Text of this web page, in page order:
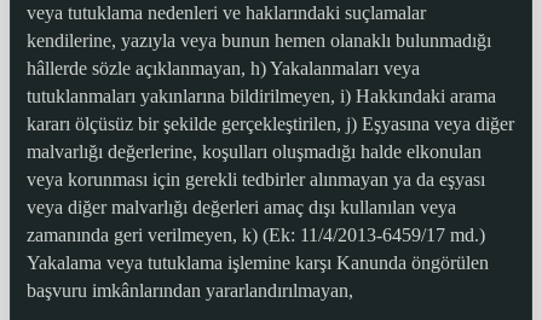
veya tutuklama nedenleri ve haklarındaki suçlamalar
kendilerine, yazıyla veya bunun hemen olanaklı bulunmadığı
hâllerde sözle açıklanmayan, h) Yakalanmaları veya
tutuklanmaları yakınlarına bildirilmeyen, i) Hakkındaki arama
kararı ölçüsüz bir şekilde gerçekleştirilen, j) Eşyasına veya diğer
malvarlığı değerlerine, koşulları oluşmadığı halde elkonulan
veya korunması için gerekli tedbirler alınmayan ya da eşyası
veya diğer malvarlığı değerleri amaç dışı kullanılan veya
zamanında geri verilmeyen, k) (Ek: 11/4/2013-6459/17 md.)
Yakalama veya tutuklama işlemine karşı Kanunda öngörülen
başvuru imkânlarından yararlandırılmayan,